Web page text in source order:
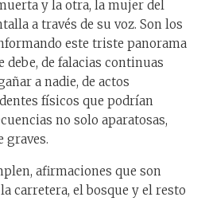
y la otra, la mujer del
a través de su voz. Son los
este triste panorama
debe, de falacias continuas
a nadie, de actos
físicos que podrían
no solo aparatosas,
graves.
afirmaciones que son
carretera, el bosque y el resto